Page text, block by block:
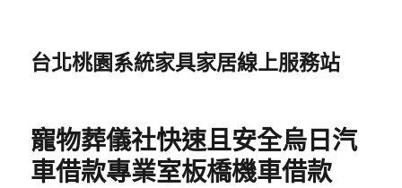
台北桃園系統家具家居線上服務站
寵物葬儀社快速且安全烏日汽
車借款專業室板橋機車借款